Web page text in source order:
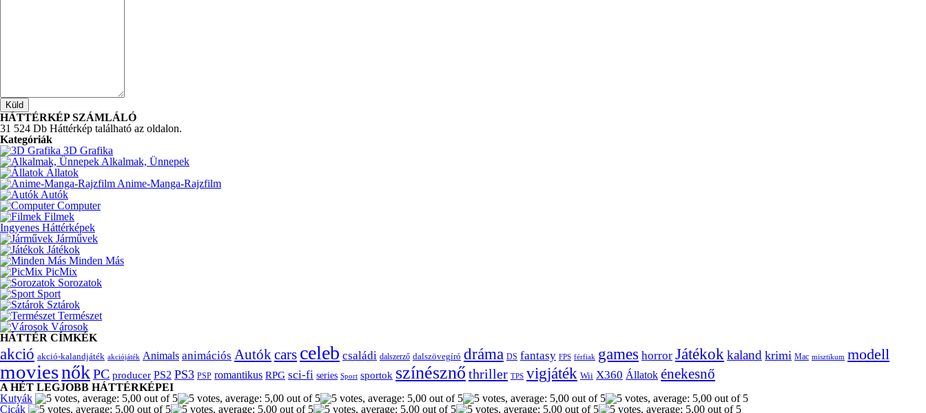
HÁTTÉRKÉP SZÁMLÁLÓ
31 524 Db Háttérkép található az oldalon.
Kategóriák
3D Grafika
Alkalmak, Ünnepek
Állatok
Anime-Manga-Rajzfilm
Autók
Computer
Filmek
Ingyenes Háttérképek
Járművek
Játékok
Minden Más
PicMix
Sorozatok
Sport
Sztárok
Természet
Városok
HÁTTÉR CÍMKÉK
akció akció-kalandjáték akciójáték Animals animációs Autókcars celeb családi dalszerző dalszövegíró dráma DS fantasy FPS férfiak games horror Játékok kaland krimi Mac misztikum modell
moviesnőkPC producer PS2 PS3 PSP romantikus RPG sci-fi series Sport sportok színésznő thriller TPS vigjáték Wii X360 Állatok énekesnő
A HÉT LEGJOBB HÁTTÉRKÉPEI
Kutyák
Cicák